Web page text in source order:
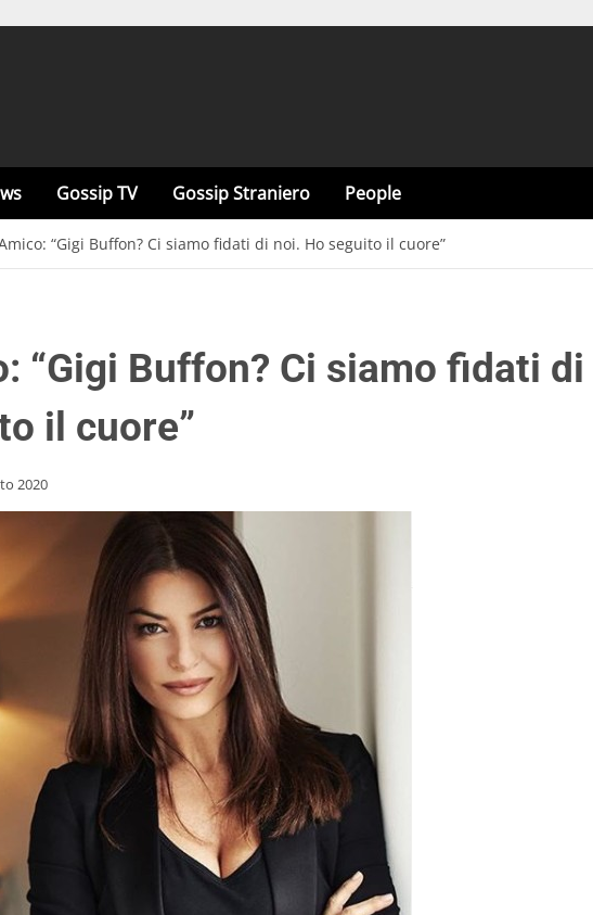
Gossip TV Gossip Straniero People
“Gigi Buffon? Ci siamo fidati di noi. Ho seguito il cuore”
“Gigi Buffon? Ci siamo fidati di
il cuore”
2020